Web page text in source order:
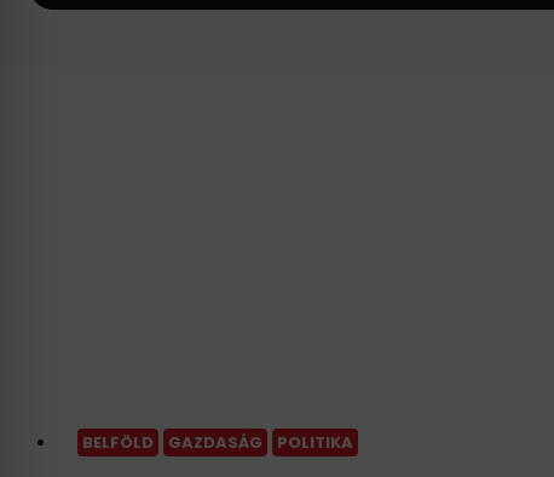
BELFÖLD GAZDASÁG POLITIKA